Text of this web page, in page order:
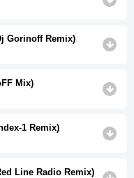
Gorinoff Remix)
Mix)
1 Remix)
Line Radio Remix)